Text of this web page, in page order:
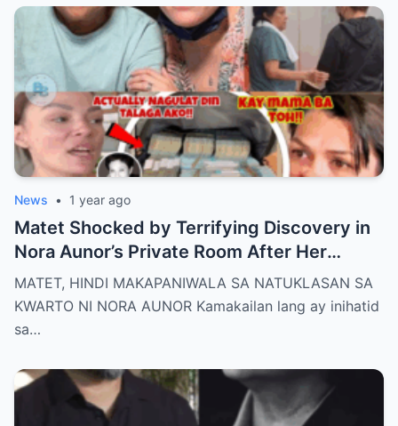
News • 1 year ago
Matet Shocked by Terrifying Discovery in
Nora Aunor’s Private Room After Her
De@th – The Whole Family Stunned by the
Unthinkable!
MATET, HINDI MAKAPANIWALA SA NATUKLASAN SA
KWARTO NI NORA AUNOR Kamakailan lang ay inihatid
sa…